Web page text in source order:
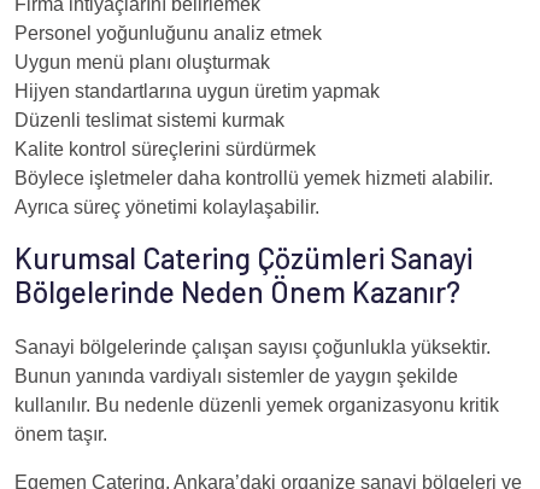
Firma ihtiyaçlarını belirlemek
Personel yoğunluğunu analiz etmek
Uygun menü planı oluşturmak
Hijyen standartlarına uygun üretim yapmak
Düzenli teslimat sistemi kurmak
Kalite kontrol süreçlerini sürdürmek
Böylece işletmeler daha kontrollü yemek hizmeti alabilir.
Ayrıca süreç yönetimi kolaylaşabilir.
Kurumsal Catering Çözümleri Sanayi
Bölgelerinde Neden Önem Kazanır?
Sanayi bölgelerinde çalışan sayısı çoğunlukla yüksektir.
Bunun yanında vardiyalı sistemler de yaygın şekilde
kullanılır. Bu nedenle düzenli yemek organizasyonu kritik
önem taşır.
Egemen Catering, Ankara’daki organize sanayi bölgeleri ve